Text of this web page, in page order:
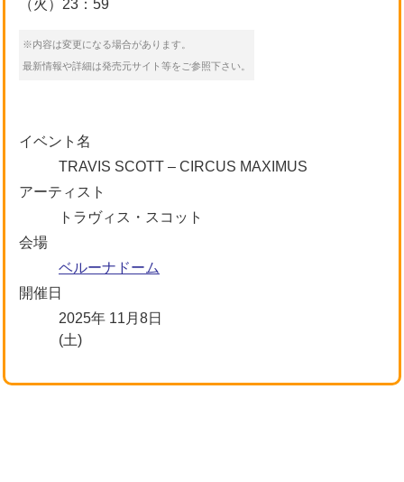
（火）23：59
※内容は変更になる場合があります。
最新情報や詳細は発売元サイト等をご参照下さい。
イベント名
TRAVIS SCOTT – CIRCUS MAXIMUS
アーティスト
トラヴィス・スコット
会場
ベルーナドーム
開催日
2025年 11月8日
(土)